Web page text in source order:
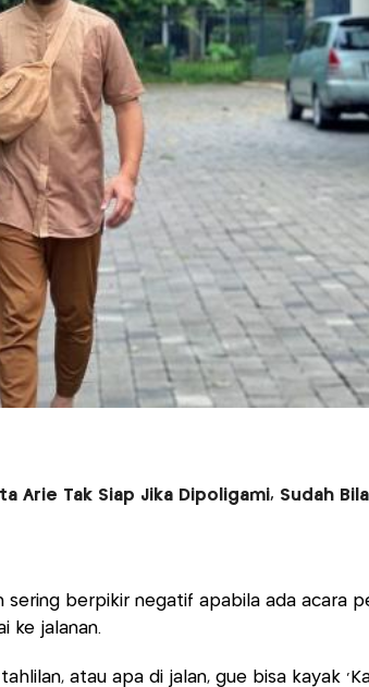
Arie Tak Siap Jika Dipoligami, Sudah
sering berpikir negatif apabila ada acara
ke jalanan.
atau apa di jalan, gue bisa kayak